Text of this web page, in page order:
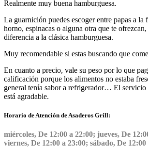
Realmente muy buena hamburguesa.
La guarnición puedes escoger entre papas a la
horno, espinacas o alguna otra que te
diferencia a la clásica hamburguesa.
Muy recomendable si estas buscando que
En cuanto a precio, vale su peso por lo que
calificación porque los alimentos no estaba
general tenía sabor a refrigerador… El
está agradable.
Horario de Atención de Asaderos Grill:
miércoles, De 12:00 a 22:00; jueves, De
viernes, De 12:00 a 23:00; sábado, De 12:00